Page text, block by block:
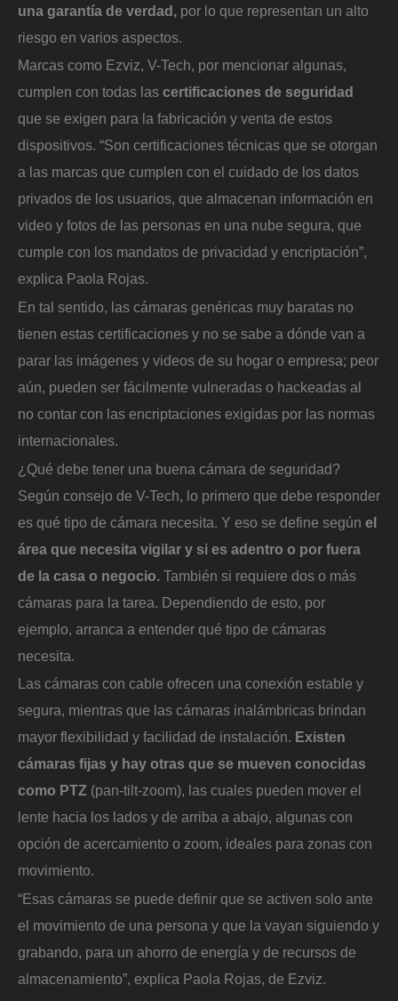
una garantía de verdad, por lo que representan un alto
riesgo en varios aspectos.
Marcas como Ezviz, V-Tech, por mencionar algunas,
cumplen con todas las certificaciones de seguridad
que se exigen para la fabricación y venta de estos
dispositivos. “Son certificaciones técnicas que se otorgan
a las marcas que cumplen con el cuidado de los datos
privados de los usuarios, que almacenan información en
video y fotos de las personas en una nube segura, que
cumple con los mandatos de privacidad y encriptación”,
explica Paola Rojas.
En tal sentido, las cámaras genéricas muy baratas no
tienen estas certificaciones y no se sabe a dónde van a
parar las imágenes y videos de su hogar o empresa; peor
aún, pueden ser fácilmente vulneradas o hackeadas al
no contar con las encriptaciones exigidas por las normas
internacionales.
¿Qué debe tener una buena cámara de seguridad?
Según consejo de V-Tech, lo primero que debe responder
es qué tipo de cámara necesita. Y eso se define según el
área que necesita vigilar y si es adentro o por fuera
de la casa o negocio. También si requiere dos o más
cámaras para la tarea. Dependiendo de esto, por
ejemplo, arranca a entender qué tipo de cámaras
necesita.
Las cámaras con cable ofrecen una conexión estable y
segura, mientras que las cámaras inalámbricas brindan
mayor flexibilidad y facilidad de instalación. Existen
cámaras fijas y hay otras que se mueven conocidas
como PTZ (pan-tilt-zoom), las cuales pueden mover el
lente hacia los lados y de arriba a abajo, algunas con
opción de acercamiento o zoom, ideales para zonas con
movimiento.
“Esas cámaras se puede definir que se activen solo ante
el movimiento de una persona y que la vayan siguiendo y
grabando, para un ahorro de energía y de recursos de
almacenamiento”, explica Paola Rojas, de Ezviz.